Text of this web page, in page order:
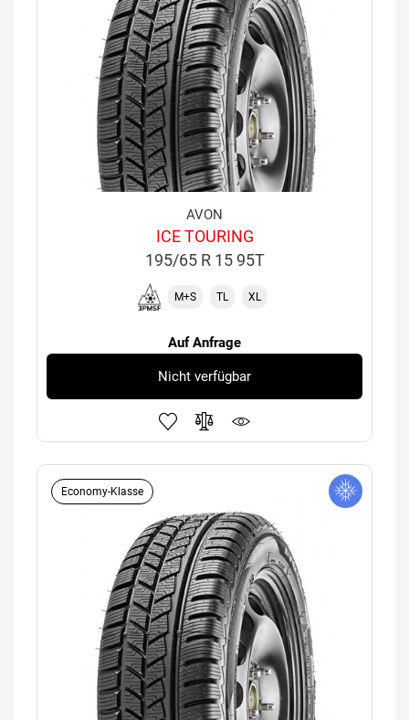
AVON
ICE TOURING
195/65 R 15 95T
M+S TL XL
Auf Anfrage
Nicht verfügbar
Economy-Klasse